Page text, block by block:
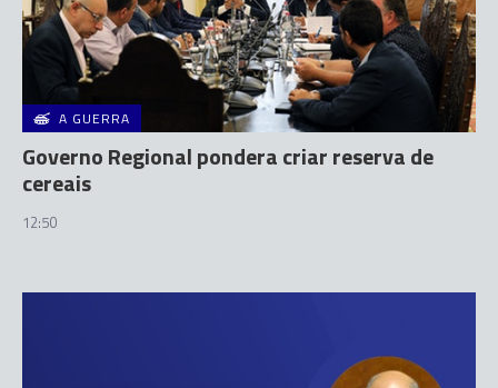
A GUERRA
Governo Regional pondera criar reserva de
cereais
12:50